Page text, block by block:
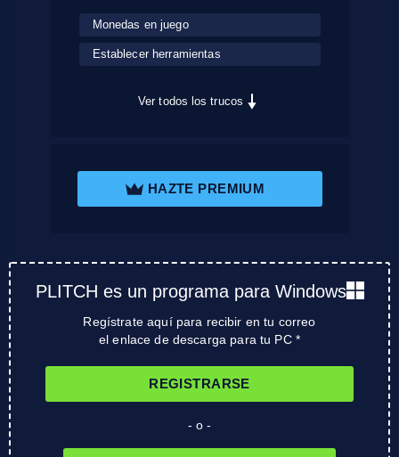
Monedas en juego
Establecer herramientas
Ver todos los trucos
HAZTE PREMIUM
PLITCH es un programa para Windows
Regístrate aquí para recibir en tu correo
el enlace de descarga para tu PC *
REGISTRARSE
- o -